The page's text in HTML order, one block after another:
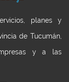
planes y
de Tucumán,
y a las